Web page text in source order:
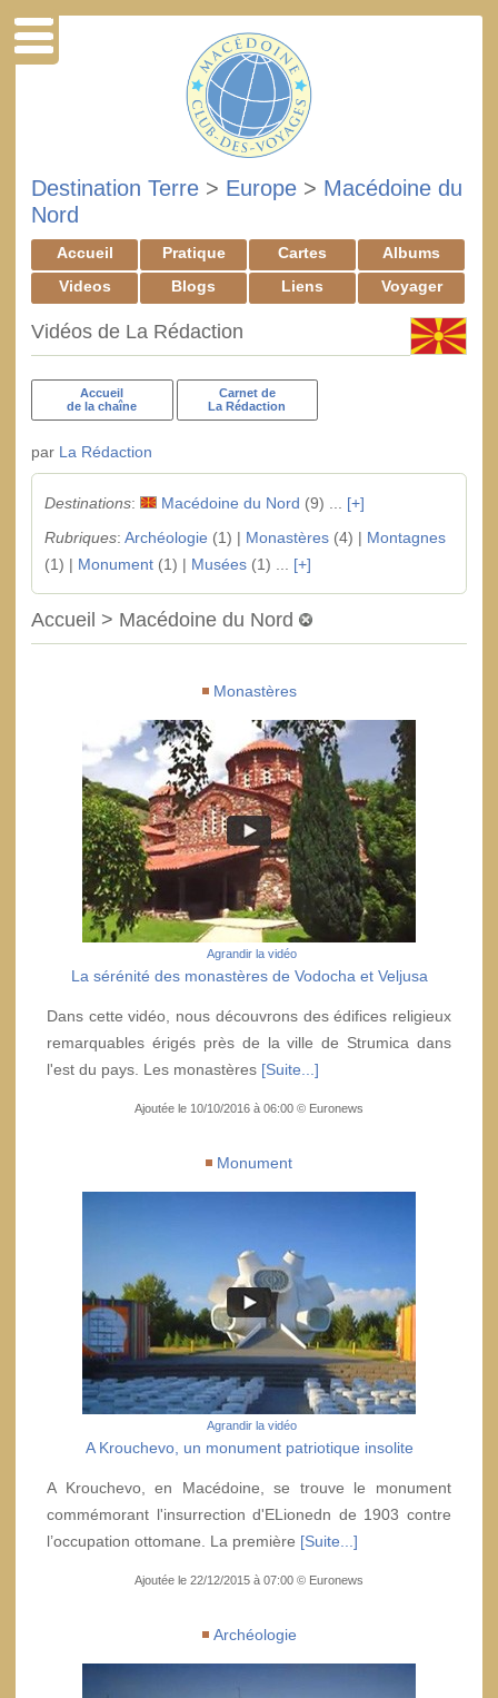
Destination Terre > Europe > Macédoine du
Nord
Accueil Pratique Cartes
Albums
Videos
Blogs Liens Voyager
Vidéos de La Rédaction
Accueil
de la chaîne
Carnet de
La Rédaction
par La Rédaction
Destinations: Macédoine du Nord (9) ... [+]
Rubriques: Archéologie (1) | Monastères(4) | Montagnes
(1) | Monument(1) | Musées(1) ... [+]
Accueil > Macédoine du Nord
Monastères
Agrandir la vidéo
La sérénité des monastères de Vodocha et Veljusa
Dans cette vidéo, nous découvrons des édifices religieux
remarquables érigés près de la ville de Strumica dans
l'est du pays. Les monastères [Suite...]
Ajoutée le 10/10/2016 à 06:00 © Euronews
Monument
Agrandir la vidéo
A Krouchevo, un monument patriotique insolite
A Krouchevo, en Macédoine, se trouve le monument
commémorant l'insurrection d'ELionedn de 1903 contre
l’occupation ottomane. La première [Suite...]
Ajoutée le 22/12/2015 à 07:00 © Euronews
Archéologie